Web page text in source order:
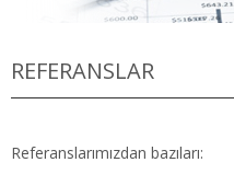
REFERANSLAR
Referanslarımızdan bazıları: